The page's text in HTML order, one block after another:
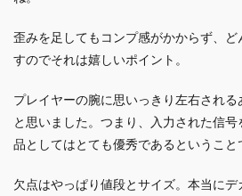
歪みを足してもコンプ感がかからず、
すのでそれは嬉しいポイント。
プレイヤーの腕に思いっきり左右され
と思いました。つまり、入力された信
品としてはとても優秀であるということ
欠点はやっぱり値段とサイズ。本当に